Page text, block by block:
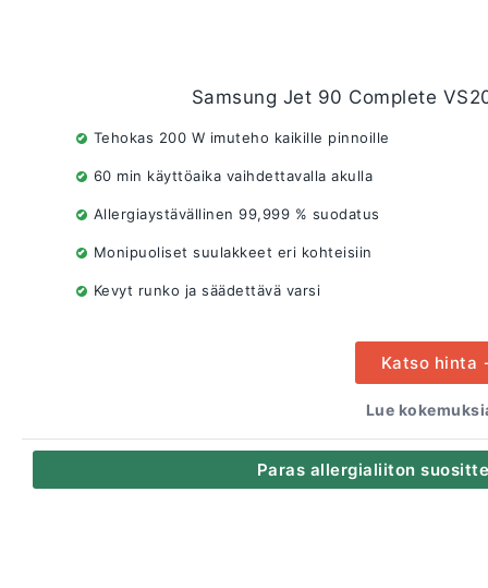
Samsung Jet 90 Complete
Tehokas 200 W imuteho kaikille pinnoille
60 min käyttöaika vaihdettavalla akulla
Allergiaystävällinen 99,999 % suodatus
Monipuoliset suulakkeet eri kohteisiin
Kevyt runko ja säädettävä varsi
Katso hinta
Lue
Paras allergialiiton